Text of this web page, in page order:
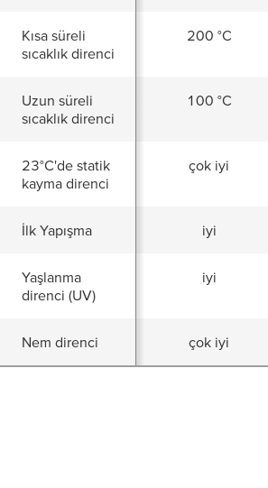
Kısa süreli
sıcaklık direnci
200 °C
Uzun süreli
sıcaklık direnci
100 °C
23°C'de statik
kayma direnci
çok iyi
İlk Yapışma iyi
Yaşlanma
direnci (UV)
iyi
Nem direnci çok iyi